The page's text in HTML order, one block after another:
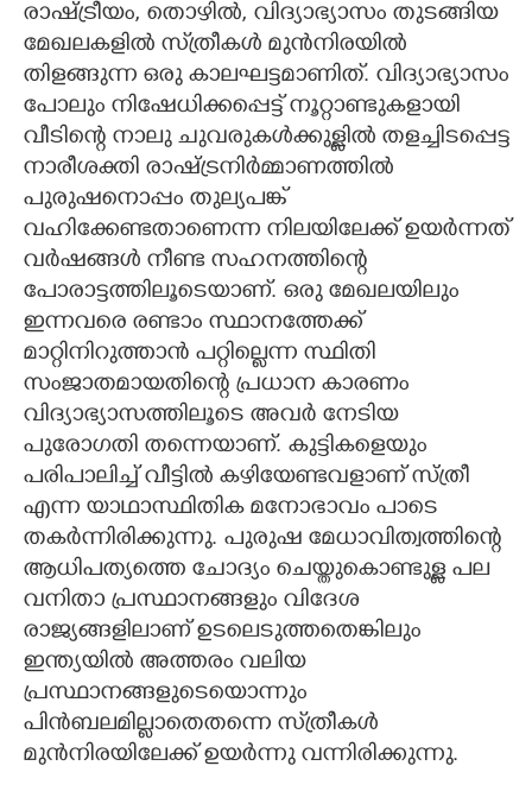
CARTOONS
LITERATURE
CONTACT US
രാഷ്ട്രീയം, തൊഴിൽ, വിദ്യാഭ്യാസം തുടങ്ങിയ
മേഖലകളിൽ സ്‌ത്രീകൾ മുൻനിരയിൽ
തിളങ്ങുന്ന ഒരു കാലഘട്ടമാണിത്. വിദ്യാഭ്യാസം
പോലും നിഷേധിക്കപ്പെട്ട് നൂറ്റാണ്ടുകളായി
വീടിന്റെ നാലു ചുവരുകൾക്കുള്ളിൽ തളച്ചിടപ്പെട്ട
നാരീശക്തി രാഷ്ട്രനിർമ്മാണത്തിൽ
പുരുഷനൊപ്പം തുല്യപങ്ക്
വഹിക്കേണ്ടതാണെന്ന നിലയിലേക്ക് ഉയർന്നത്
വർഷങ്ങൾ നീണ്ട സഹനത്തിന്റെ
പോരാട്ടത്തിലൂടെയാണ്. ഒരു മേഖലയിലും
ഇന്നവരെ രണ്ടാം സ്ഥാനത്തേക്ക്
മാറ്റിനിറുത്താൻ പറ്റില്ലെന്ന സ്ഥിതി
സംജാതമായതിന്റെ പ്രധാന കാരണം
വിദ്യാഭ്യാസത്തിലൂടെ അവർ നേടിയ
പുരോഗതി തന്നെയാണ്. കുട്ടികളെയും
പരിപാലിച്ച് വീട്ടിൽ കഴിയേണ്ടവളാണ് സ്ത്രീ
എന്ന യാഥാസ്ഥിതിക മനോഭാവം പാടെ
തകർന്നിരിക്കുന്നു. പുരുഷ മേധാവിത്വത്തിന്റെ
ആധിപത്യത്തെ ചോദ്യം ചെയ്തുകൊണ്ടുള്ള പല
വനിതാ പ്രസ്ഥാനങ്ങളും വിദേശ
രാജ്യങ്ങളിലാണ് ഉടലെടുത്തതെങ്കിലും
ഇന്ത്യയിൽ അത്തരം വലിയ
പ്രസ്ഥാനങ്ങളുടെയൊന്നും
പിൻബലമില്ലാതെതന്നെ സ്‌ത്രീകൾ
മുൻനിരയിലേക്ക് ഉയർന്നു വന്നിരിക്കുന്നു.